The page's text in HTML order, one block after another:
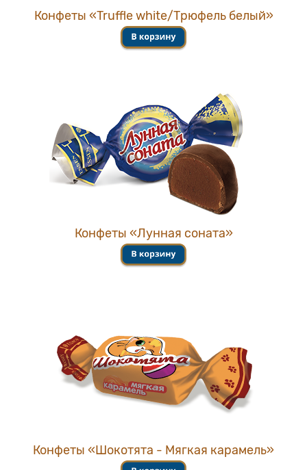
Конфеты «Truffle white/Трюфель белый»
Конфеты «Лунная соната»
Конфеты «Шокотята - Мягкая карамель»